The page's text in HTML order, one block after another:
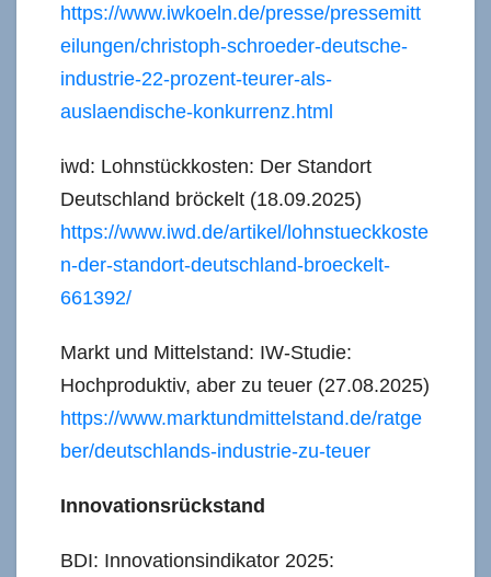
https://www.iwkoeln.de/presse/pressemitt
eilungen/christoph-schroeder-deutsche-
industrie-22-prozent-teurer-als-
auslaendische-konkurrenz.html
iwd: Lohnstückkosten: Der Standort
Deutschland bröckelt (18.09.2025)
https://www.iwd.de/artikel/lohnstueckkoste
n-der-standort-deutschland-broeckelt-
661392/
Markt und Mittelstand: IW-Studie:
Hochproduktiv, aber zu teuer (27.08.2025)
https://www.marktundmittelstand.de/ratge
ber/deutschlands-industrie-zu-teuer
Innovationsrückstand
BDI: Innovationsindikator 2025: